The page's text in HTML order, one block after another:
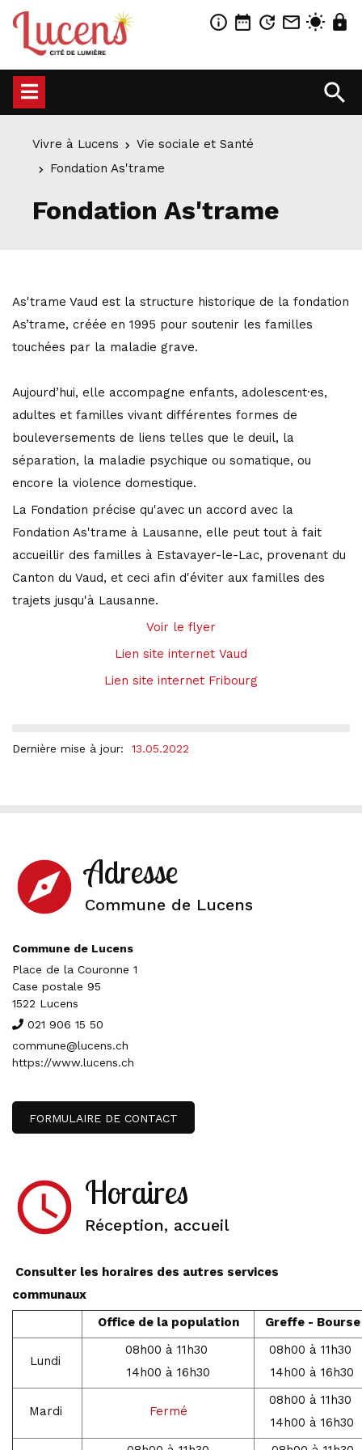
info_outline date_range update mail_outline wb_sunny lock
search
Vivre à Lucens
Vie sociale et Santé
Fondation As'trame
Fondation As'trame
As'trame Vaud est la structure historique de la fondation
As’trame, créée en 1995 pour soutenir les familles
touchées par la maladie grave.
Aujourd’hui, elle accompagne enfants, adolescent·es,
adultes et familles vivant différentes formes de
bouleversements de liens telles que le deuil, la
séparation, la maladie psychique ou somatique, ou
encore la violence domestique.
La Fondation précise qu'avec un accord avec la
Fondation As'trame à Lausanne, elle peut tout à fait
accueillir des familles à Estavayer-le-Lac, provenant du
Canton du Vaud, et ceci afin d'éviter aux familles des
trajets jusqu'à Lausanne.
Voir le flyer
Lien site internet Vaud
Lien site internet Fribourg
Dernière mise à jour: 13.05.2022
explore Adresse
Commune de Lucens
Commune de Lucens
Place de la Couronne 1
Case postale 95
1522 Lucens
021 906 15 50
commune@lucens.ch
https://www.lucens.ch
FORMULAIRE DE CONTACT
access_time Horaires
Réception, accueil
Consulter les horaires des autres services
communaux
Office de la population
Greffe - Bourse
Lundi
08h00 à 11h30
14h00 à 16h30
08h00 à 11h30
14h00 à 16h30
Mardi Fermé
08h00 à 11h30
14h00 à 16h30